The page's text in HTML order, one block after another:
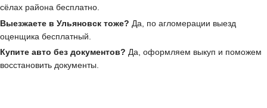
сёлах района бесплатно.
Выезжаете в Ульяновск тоже? Да, по агломерации выезд
оценщика бесплатный.
Купите авто без документов? Да, оформляем выкуп и поможем
восстановить документы.